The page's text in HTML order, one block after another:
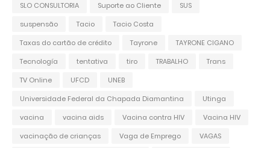
SLO CONSULTORIA
Suporte ao Cliente
SUS
suspensão
Tacio
Tacio Costa
Taxas do cartão de crédito
Tayrone
TAYRONE CIGANO
Tecnología
tentativa tiro TRABALHO
Trans
TV Online
UFCD
UNEB
Universidade Federal da Chapada Diamantina
Utinga
vacina
vacina aids Vacina contra HIV
Vacina HIV
vacinação de crianças
Vaga de Emprego VAGAS